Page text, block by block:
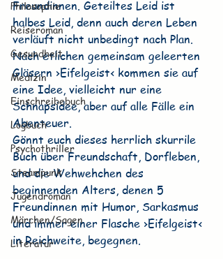
Philosophie
Reiseroman
Gesundheit
Medizin
Einschreibebuch
Logbuch
Psychothriller
Steampunk
Jugendroman
Märchen/Sagen
Literatur
Freundinnen. Geteiltes Leid ist
halbes Leid, denn auch deren Leben
verläuft nicht unbedingt nach Plan.
Nach etlichen gemeinsam geleerten
Gläsern ›Eifelgeist‹ kommen sie auf
eine Idee, vielleicht nur eine
Schnapsidee, aber auf alle Fälle ein
Abenteuer.
Gönnt euch dieses herrlich skurrile
Buch über Freundschaft, Dorfleben,
und die Wehwehchen des
beginnenden Alters, denen 5
Freundinnen mit Humor, Sarkasmus
und immer einer Flasche ›Eifelgeist‹
in Reichweite, begegnen.